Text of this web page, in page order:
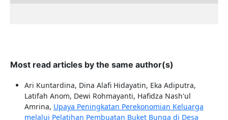
Most read articles by the same author(s)
Ari Kuntardina, Dina Alafi Hidayatin, Eka Adiputra,
Latifah Anom, Dewi Rohmayanti, Hafidza Nash'ul
Amrina, Upaya Peningkatan Perekonomian Keluarga
melalui Pelatihan Pembuatan Buket Bunga di Desa